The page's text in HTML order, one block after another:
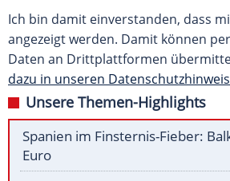
Ich bin damit einverstanden, dass
angezeigt werden. Damit können
Daten an Drittplattformen
dazu in unseren
Unsere Themen-Highlights
Spanien im Finsternis-Fieber:
Euro